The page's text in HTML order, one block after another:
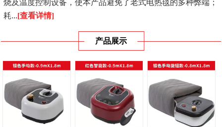
烧及温度控制设备，使本产品避免了老式电热毯的多种弊端；
耗...[查看详情]
产品展示